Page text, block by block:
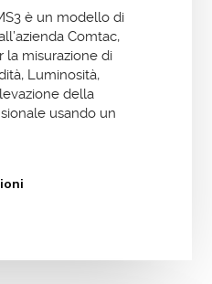
è un modello di
Comtac,
la misurazione di
Luminosità,
della
usando un